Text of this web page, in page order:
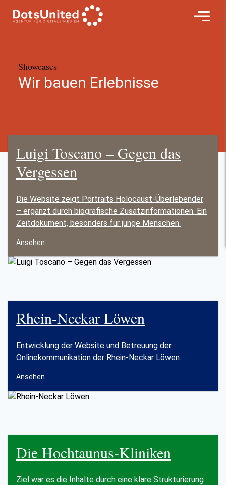
Hier
Startseite
Showcases
Wir bauen Erlebnisse
Luigi Toscano – Gegen das
Vergessen
Die Website zeigt Portraits Holocaust-Überlebender
– ergänzt durch biografische Zusatzinformationen. Ein
Zeitdokument, besonders für junge Menschen.
Ansehen
Rhein-Neckar Löwen
Entwicklung der Website und Betreuung der
Onlinekommunikation der Rhein-Neckar Löwen.
Ansehen
Die Hochtaunus-Kliniken
Ziel war es die Inhalte durch eine klare Strukturierung